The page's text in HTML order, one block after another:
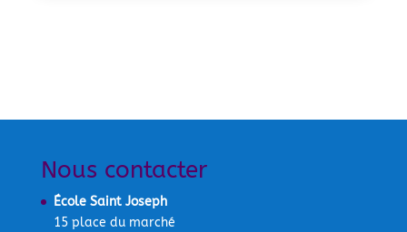
Nous contacter
École Saint Joseph
15 place du marché